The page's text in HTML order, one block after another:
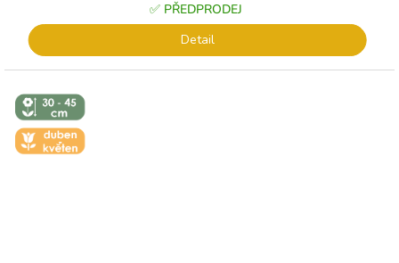
✅ PŘEDPRODEJ
Detail
↕️ VÝŠKA 30
- 45 CM
🌼 KVĚT -
DUBEN-
KVĚTEN